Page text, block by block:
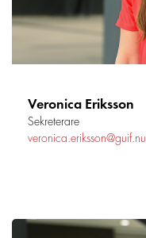
Veronica Eriksson
Sekreterare
veronica.eriksson@guif.nu